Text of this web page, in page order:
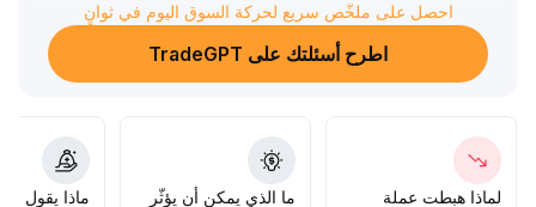
متوسط إلى طويل المدى
ننصح المستثمرين بمراقبة التغيرات في حجم التداول وإشارات
الاختراق عن كثب.
ينصب التركيز السعري على المنطقة بين الحد السفلي لدعم
الحاسم والحد العلوي للمقاومة، ويوصى باتباع استراتيجية الدخول
والخروج السريع والسيطرة على المخاطر.
احصل على ملخّص سريع لحركة السوق اليوم في ثوانٍ
اطرح أسئلتك على TradeGPT
لماذا هبطت عملة
ما الذي يمكن أن يؤثّر
ماذا يقول